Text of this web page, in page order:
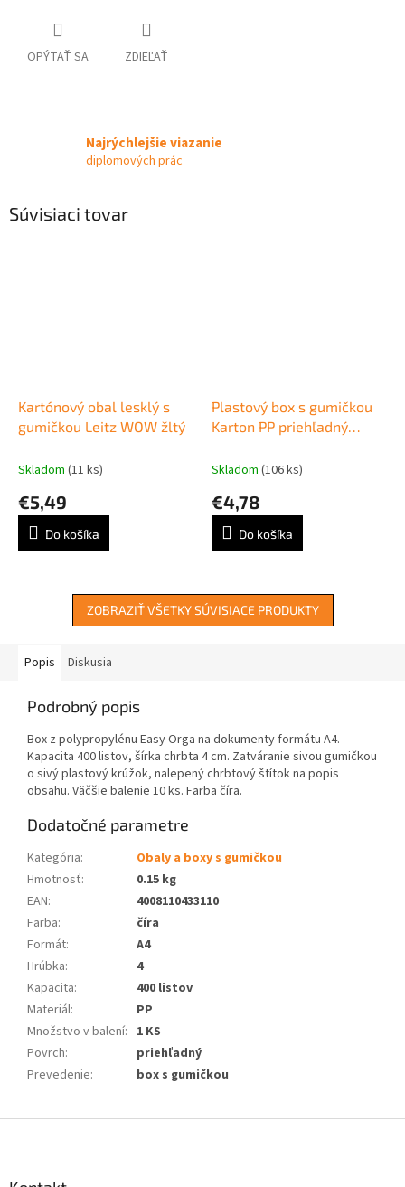
OPÝTAŤ SA ZDIEĽAŤ
Najrýchlejšie viazanie
diplomových prác
Súvisiaci tovar
Kartónový obal lesklý s
gumičkou Leitz WOW žltý
Skladom (11 ks)
€5,49
Do košíka
Plastový box s gumičkou
Karton PP priehľadný
Skladom (106 ks)
€4,78
Do košíka
ZOBRAZIŤ VŠETKY SÚVISIACE PRODUKTY
Popis Diskusia
Podrobný popis
Box z polypropylénu Easy Orga na dokumenty formátu A4.
Kapacita 400 listov, šírka chrbta 4 cm. Zatváranie sivou gumičkou
o sivý plastový krúžok, nalepený chrbtový štítok na popis
obsahu. Väčšie balenie 10 ks. Farba číra.
Dodatočné parametre
Kategória:
Obaly a boxy s gumičkou
Hmotnosť:
0.15 kg
EAN:
4008110433110
Farba:
číra
Formát:
A4
Hrúbka:
4
Kapacita:
400 listov
Materiál:
PP
Množstvo v balení: 1 KS
Povrch:
priehľadný
Prevedenie: box s gumičkou